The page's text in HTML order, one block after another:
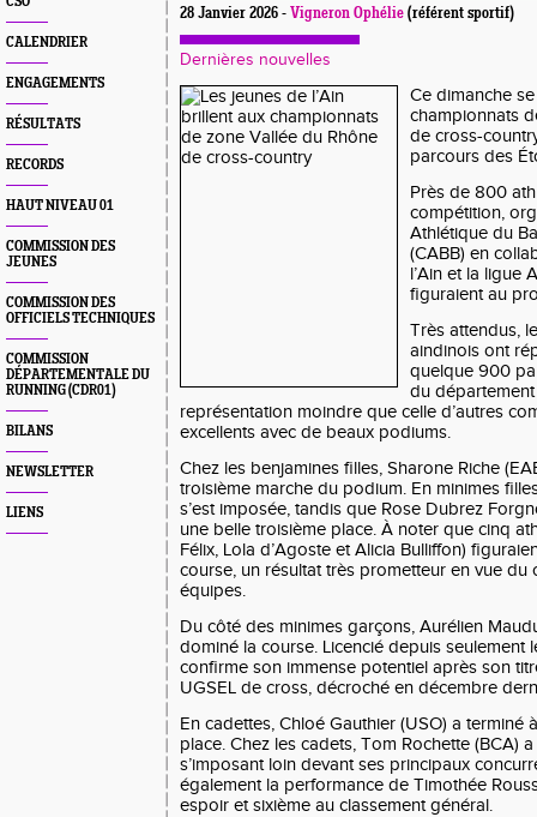
CALENDRIER
ENGAGEMENTS
RÉSULTATS
RECORDS
HAUT NIVEAU 01
COMMISSION DES
JEUNES
COMMISSION DES
OFFICIELS TECHNIQUES
COMMISSION
DÉPARTEMENTALE DU
RUNNING (CDR01)
BILANS
NEWSLETTER
LIENS
28 Janvier 2026 - Vigneron Ophélie (référent sportif)
Dernières nouvelles
Ce dimanche
championnats
de cross-
parcours des
Près de 800
compétition,
Athlétique du
(CABB) en
l’Ain et la ligue
figuraient au
Très attendus,
aindinois ont
quelque 900
du département
représentation moindre que celle d’autres
excellents avec de beaux podiums.
Chez les benjamines filles, Sharone Riche
troisième marche du podium. En minimes
s’est imposée, tandis que Rose Dubrez
une belle troisième place. À noter que cinq
Félix, Lola d’Agoste et Alicia Bulliffon)
course, un résultat très prometteur en vue du
équipes.
Du côté des minimes garçons, Aurélien
dominé la course. Licencié depuis seulement
confirme son immense potentiel après son
UGSEL de cross, décroché en décembre
En cadettes, Chloé Gauthier (USO) a terminé
place. Chez les cadets, Tom Rochette (BCA)
s’imposant loin devant ses principaux
également la performance de Timothée
espoir et sixième au classement général.